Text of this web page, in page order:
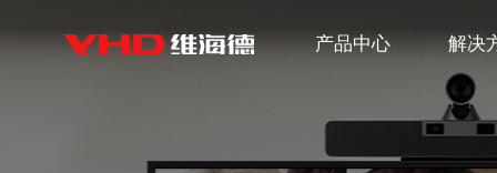
产品中心 解决